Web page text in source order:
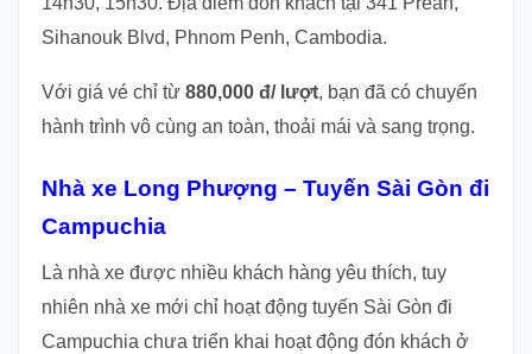
Sihanouk Blvd, Phnom Penh, Cambodia.
Với giá vé chỉ từ 880,000 đ/ lượt, bạn đã có chuyến
hành trình vô cùng an toàn, thoải mái và sang trọng.
Nhà xe Long Phượng – Tuyến Sài Gòn đi
Campuchia
Là nhà xe được nhiều khách hàng yêu thích, tuy
nhiên nhà xe mới chỉ hoạt động tuyến Sài Gòn đi
Campuchia chưa triển khai hoạt động đón khách ở